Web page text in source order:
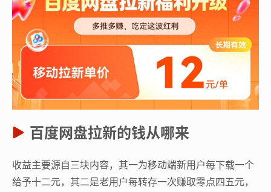
百度网盘拉新的钱从哪来
收益主要源自三块内容，其一为移动端新用户每下载一个
给予十二元，其二是老用户每转存一次赚取零点四五元，